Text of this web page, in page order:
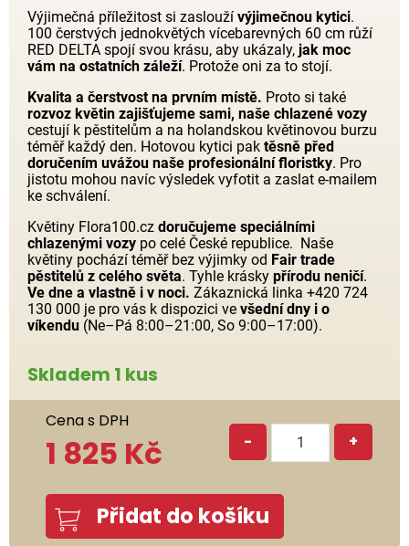
Výjimečná příležitost si zaslouží výjimečnou kytici.
100 čerstvých jednokvětých vícebarevných 60 cm růží
RED DELTA spojí svou krásu, aby ukázaly, jak moc
vám na ostatních záleží. Protože oni za to stojí.
Kvalita a čerstvost na prvním místě. Proto si také
rozvoz květin zajišťujeme sami, naše chlazené vozy
cestují k pěstitelům a na holandskou květinovou burzu
téměř každý den. Hotovou kytici pak těsně před
doručením uvážou naše profesionální floristky. Pro
jistotu mohou navíc výsledek vyfotit a zaslat e-mailem
ke schválení.
Květiny Flora100.cz doručujeme speciálními
chlazenými vozy po celé České republice. Naše
květiny pochází téměř bez výjimky od Fair trade
pěstitelů z celého světa. Tyhle krásky přírodu neničí.
Ve dne a vlastně i v noci. Zákaznická linka +420 724
130 000 je pro vás k dispozici ve všední dny i o
víkendu (Ne–Pá 8:00–21:00, So 9:00–17:00).
Skladem 1 kus
Cena s DPH
1 825 Kč - +
Přidat do košíku